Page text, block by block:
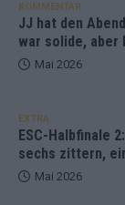
KOMMENTAR
JJ hat den
war solide, aber
Mai 2026
EXTRA
ESC-Halbfinale
sechs zittern,
Mai 2026